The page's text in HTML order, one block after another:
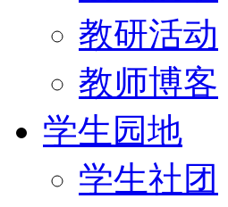
教研活动
教师博客
学生园地
学生社团